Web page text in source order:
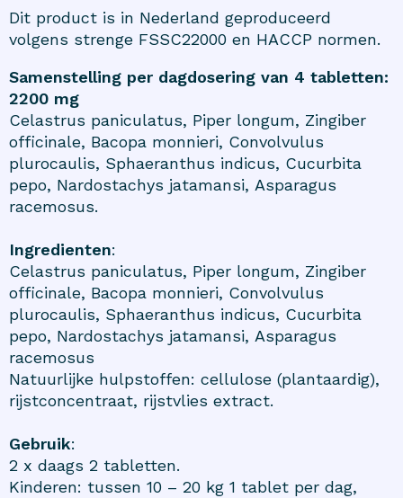
Dit product is in Nederland geproduceerd
volgens strenge FSSC22000 en HACCP normen.
Samenstelling per dagdosering van 4 tabletten:
2200 mg
Celastrus paniculatus, Piper longum, Zingiber
officinale, Bacopa monnieri, Convolvulus
plurocaulis, Sphaeranthus indicus, Cucurbita
pepo, Nardostachys jatamansi, Asparagus
racemosus.
Ingredienten:
Celastrus paniculatus, Piper longum, Zingiber
officinale, Bacopa monnieri, Convolvulus
plurocaulis, Sphaeranthus indicus, Cucurbita
pepo, Nardostachys jatamansi, Asparagus
racemosus
Natuurlijke hulpstoffen: cellulose (plantaardig),
rijstconcentraat, rijstvlies extract.
Gebruik:
2 x daags 2 tabletten.
Kinderen: tussen 10 – 20 kg 1 tablet per dag,